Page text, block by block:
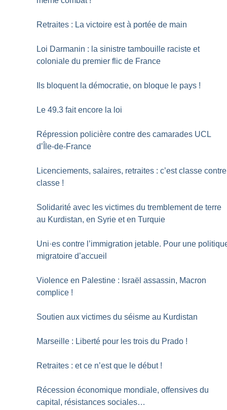
Retraites : La victoire est à portée de main
Loi Darmanin : la sinistre tambouille raciste et
coloniale du premier flic de France
Ils bloquent la démocratie, on bloque le pays !
Le 49.3 fait encore la loi
Répression policière contre des camarades UCL
d’Île-de-France
Licenciements, salaires, retraites : c’est classe contre
classe !
Solidarité avec les victimes du tremblement de terre
au Kurdistan, en Syrie et en Turquie
Uni·es contre l’immigration jetable. Pour une
migratoire d’accueil
Violence en Palestine : Israël assassin, Macron
complice !
Soutien aux victimes du séisme au Kurdistan
Marseille : Liberté pour les trois du Prado !
Retraites : et ce n’est que le début !
Récession économique mondiale, offensives du
capital, résistances sociales…